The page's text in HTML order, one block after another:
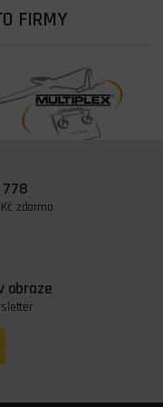
FIRMY
zdarma
obraze